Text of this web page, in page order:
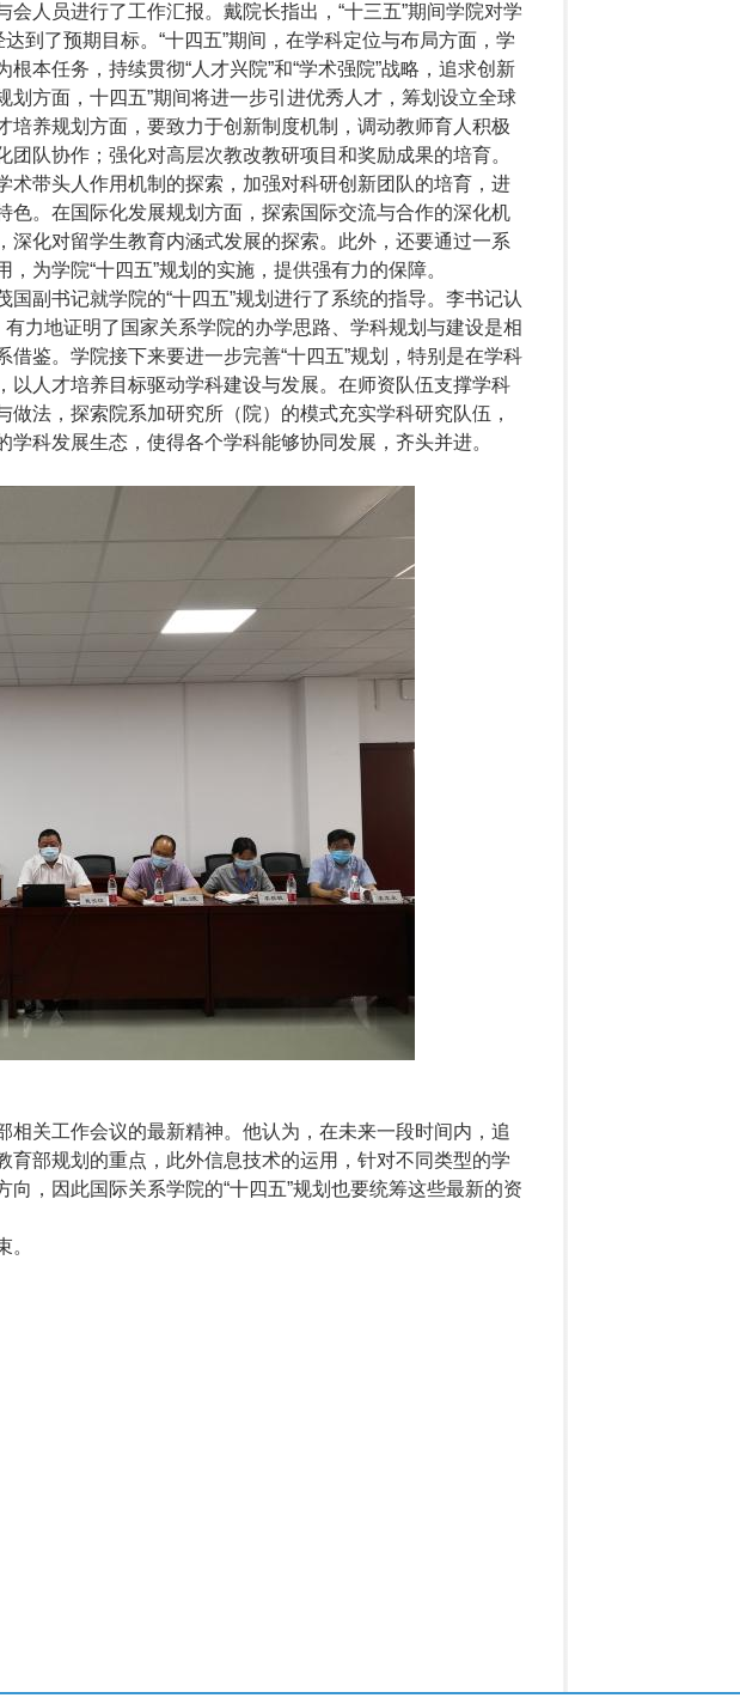
会人员进行了工作汇报。戴院长指出 ，“十三五”期间学院对学
到了预期目标。“十四五”期间，在学科定位与布局方面，学
本任务，持续贯彻“人才兴院”和“学术强院”战略，追求创新
方面，十四五”期间将进一步引进优秀人才，筹划设立全球
养规划方面，要致力于创新制度机制，调动教师育人积极
队协作；强化对高层次教改教研项目和奖励成果的培育。
带头人作用机制的探索，加强对科研创新团队的培育，进
。在国际化发展规划方面，探索国际交流与合作的深化机
化对留学生教育内涵式发展的探索。此外，还要通过一系
为学院“十四五”规划的实施，提供强有力的保障。
副书记就学院的“十四五”规划进行了系统的指导。李书记认
力地证明了国家关系学院的办学思路、学科规划与建设是相
鉴。学院接下来要进一步完善“十四五”规划，特别是在学科
人才培养目标驱动学科建设与发展。在师资队伍支撑学科
法，探索院系加研究所（院）的模式充实学科研究队伍，
科发展生态，使得各个学科能够协同发展，齐头并进。
相关工作会议的最新精神。他认为，在未来一段时间内，追
部规划的重点，此外信息技术的运用，针对不同类型的学
，因此国际关系学院的“十四五”规划也要统筹这些最新的资